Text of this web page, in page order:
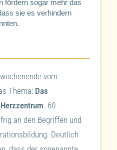
fördern sogar mehr das
sie es verhindern
vom
Thema: Das
. 60
an den Begriffen und
Deutlich